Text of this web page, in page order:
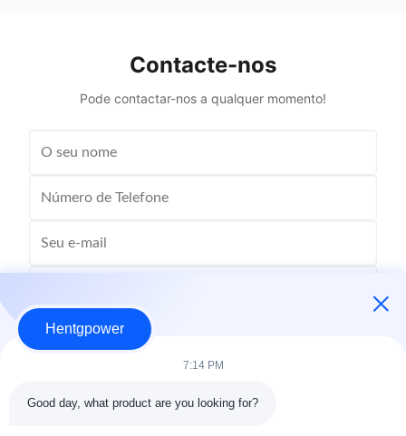
Contacte-nos
Pode contactar-nos a qualquer momento!
Hentgpower
7:14 PM
Good day, what product are you looking for?